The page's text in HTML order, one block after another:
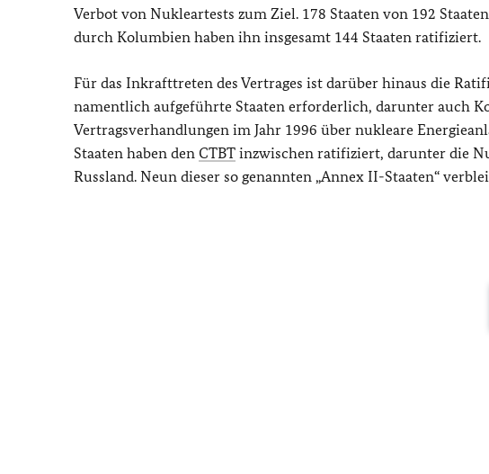
Verbot von Nukleartests zum Ziel. 178 Staaten von 192
durch Kolumbien haben ihn insgesamt 144 Staaten ratifiziert.
Für das Inkrafttreten des Vertrages ist darüber hinaus die
namentlich aufgeführte Staaten erforderlich, darunter auch
Vertragsverhandlungen im Jahr 1996 über nukleare
Staaten haben den CTBT inzwischen ratifiziert, darunter die
Russland. Neun dieser so genannten „Annex II-Staaten“